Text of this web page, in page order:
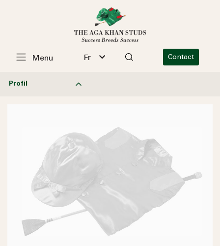
Fr Contact
Menu
Profil